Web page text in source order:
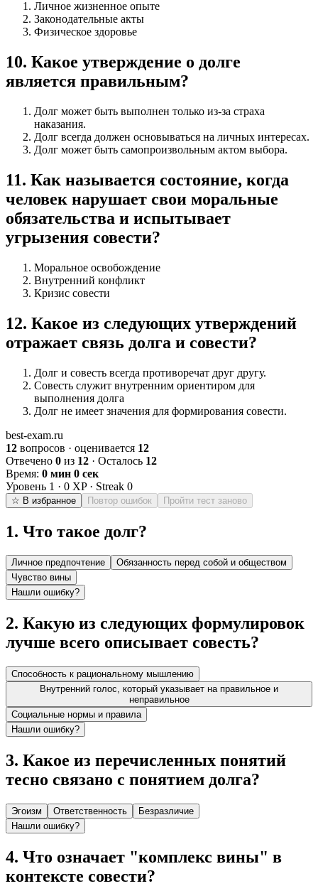
Личное жизненное опыте
Законодательные акты
Физическое здоровье
10. Какое утверждение о долге
является правильным?
Долг может быть выполнен только из-за страха
наказания.
Долг всегда должен основываться на личных интересах.
Долг может быть самопроизвольным актом выбора.
11. Как называется состояние, когда
человек нарушает свои моральные
обязательства и испытывает
угрызения совести?
Моральное освобождение
Внутренний конфликт
Кризис совести
12. Какое из следующих утверждений
отражает связь долга и совести?
Долг и совесть всегда противоречат друг другу.
Совесть служит внутренним ориентиром для
выполнения долга
Долг не имеет значения для формирования совести.
best-exam.ru
12 вопросов · оценивается 12
Отвечено 0 из 12 · Осталось 12
Время: 0 мин 0 сек
Уровень 1 · 0 XP · Streak 0
☆ В избранное Повтор ошибок Пройти тест заново
1. Что такое долг?
Личное предпочтение
Обязанность перед собой и обществом
Чувство вины
Нашли ошибку?
2. Какую из следующих формулировок
лучше всего описывает совесть?
Способность к рациональному мышлению
Внутренний голос, который указывает на правильное и
неправильное
Социальные нормы и правила
Нашли ошибку?
3. Какое из перечисленных понятий
тесно связано с понятием долга?
Эгоизм Ответственность
Безразличие
Нашли ошибку?
4. Что означает "комплекс вины" в
контексте совести?